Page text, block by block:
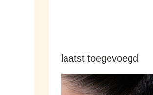
laatst toegevoegd